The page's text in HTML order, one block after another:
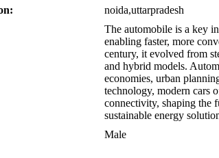
noida,uttarpradesh
The automobile is a key
enabling faster, more
century, it evolved from
and hybrid models.
economies, urban
technology, modern cars
connectivity, shaping the
sustainable energy
Male